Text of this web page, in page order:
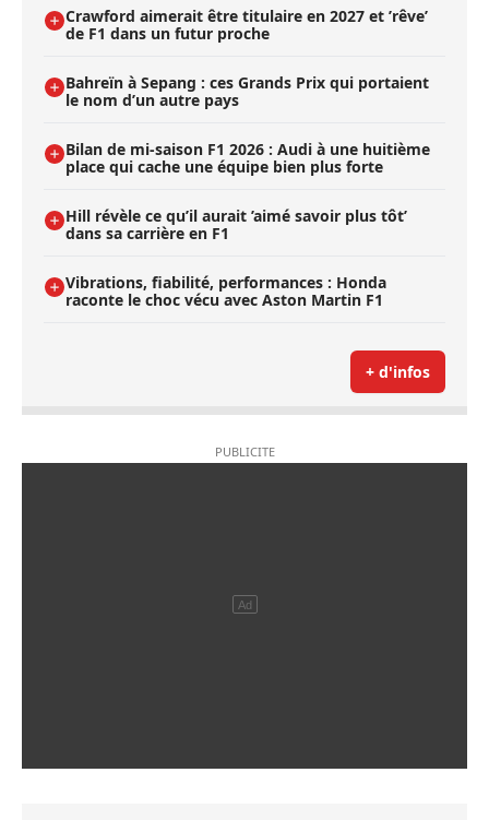
Crawford aimerait être titulaire en 2027 et ’rêve’
de F1 dans un futur proche
Bahreïn à Sepang : ces Grands Prix qui portaient
le nom d’un autre pays
Bilan de mi-saison F1 2026 : Audi à une huitième
place qui cache une équipe bien plus forte
Hill révèle ce qu’il aurait ’aimé savoir plus tôt’
dans sa carrière en F1
Vibrations, fiabilité, performances : Honda
raconte le choc vécu avec Aston Martin F1
+ d'infos